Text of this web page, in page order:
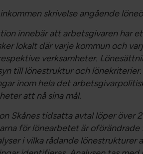
skrivelse angående
innebär att arbetsgivaren har
lokalt där varje kommun och
verksamheter.
till lönestruktur och
inom hela det
att nå sina mål.
Skånes tidsatta avtal löper över
för lönearbetet är oförändrade
i vilka rådande lönestrukturer